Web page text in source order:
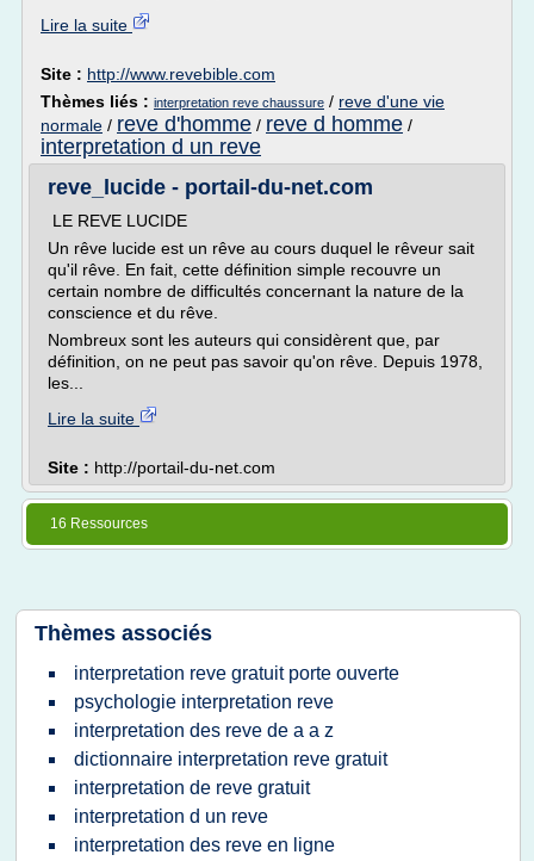
Lire la suite
Site : http://www.revebible.com
Thèmes liés : interpretation reve chaussure / reve d'une vie
normale / reve d'homme / reve d homme /
interpretation d un reve
reve_lucide - portail-du-net.com
LE REVE LUCIDE
Un rêve lucide est un rêve au cours duquel le rêveur sait
qu'il rêve. En fait, cette définition simple recouvre un
certain nombre de difficultés concernant la nature de la
conscience et du rêve.
Nombreux sont les auteurs qui considèrent que, par
définition, on ne peut pas savoir qu'on rêve. Depuis 1978,
les...
Lire la suite
Site : http://portail-du-net.com
16 Ressources
Thèmes associés
interpretation reve gratuit porte ouverte
psychologie interpretation reve
interpretation des reve de a a z
dictionnaire interpretation reve gratuit
interpretation de reve gratuit
interpretation d un reve
interpretation des reve en ligne